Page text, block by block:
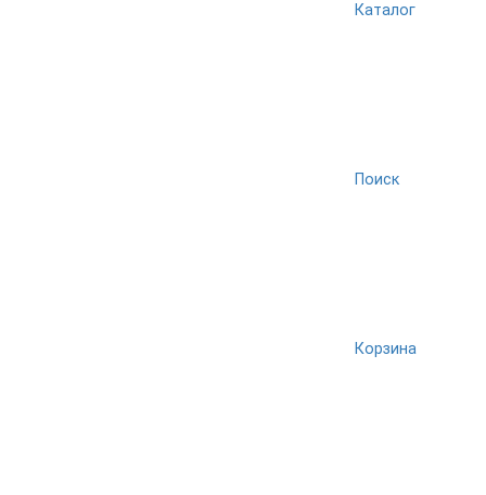
Каталог
Поиск
Корзина